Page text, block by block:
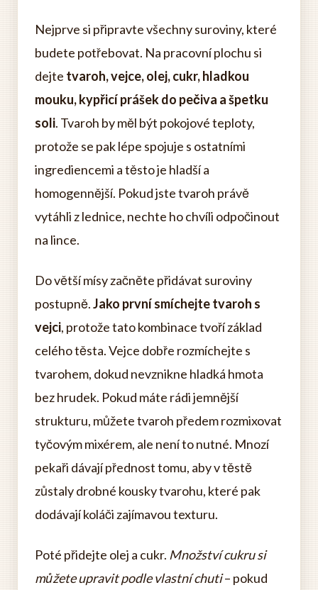
Nejprve si připravte všechny suroviny, které
budete potřebovat. Na pracovní plochu si
dejte tvaroh, vejce, olej, cukr, hladkou
mouku, kypřicí prášek do pečiva a špetku
soli. Tvaroh by měl být pokojové teploty,
protože se pak lépe spojuje s ostatními
ingrediencemi a těsto je hladší a
homogennější. Pokud jste tvaroh právě
vytáhli z lednice, nechte ho chvíli odpočinout
na lince.
Do větší mísy začněte přidávat suroviny
postupně.Jako první smíchejte tvaroh s
vejci, protože tato kombinace tvoří základ
celého těsta. Vejce dobře rozmíchejte s
tvarohem, dokud nevznikne hladká hmota
bez hrudek. Pokud máte rádi jemnější
strukturu, můžete tvaroh předem rozmixovat
tyčovým mixérem, ale není to nutné. Mnozí
pekaři dávají přednost tomu, aby v těstě
zůstaly drobné kousky tvarohu, které pak
dodávají koláči zajímavou texturu.
Poté přidejte olej a cukr. Množství cukru si
můžete upravit podle vlastní chuti– pokud